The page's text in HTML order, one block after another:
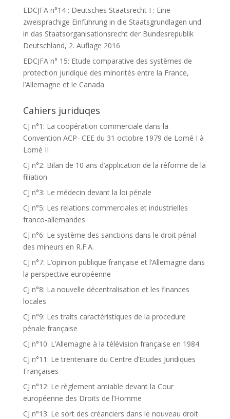
EDCJFA n°14 : Deutsches Staatsrecht I : Eine
zweisprachige Einführung in die Staatsgrundlagen und
in das Staatsorganisationsrecht der Bundesrepublik
Deutschland, 2. Auflage 2016
EDCJFA n° 15: Etude comparative des systèmes de
protection juridique des minorités entre la France,
l’Allemagne et le Canada
Cahiers juriduqes
CJ n°1: La coopération commerciale dans la
Convention ACP- CEE du 31 octobre 1979 de Lomé I à
Lomé II
CJ n°2: Bilan de 10 ans d’application de la réforme de la
filiation
CJ n°3: Le médecin devant la loi pénale
CJ n°5: Les relations commerciales et industrielles
franco-allemandes
CJ n°6: Le système des sanctions dans le droit pénal
des mineurs en R.F.A.
CJ n°7: L’opinion publique française et l’Allemagne dans
la perspective européenne
CJ n°8: La nouvelle décentralisation et les finances
locales
CJ n°9: Les traits caractéristiques de la procedure
pénale française
CJ n°10: L’Allemagne à la télévision française en 1984
CJ n°11: Le trentenaire du Centre d’Etudes Juridiques
Françaises
CJ n°12: Le règlement amiable devant la Cour
européenne des Droits de l’Homme
CJ n°13: Le sort des créanciers dans le nouveau droit